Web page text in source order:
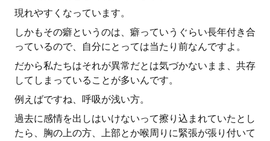
現れやすくなっています。
しかもその癖というのは、癖っていうぐらい長年付き合
っているので、自分にとっては当たり前なんですよ。
だから私たちはそれが異常だとは気づかないまま、共存
してしまっていることが多いんです。
例えばですね、呼吸が浅い方。
過去に感情を出しはいけないって擦り込まれていたとし
たら、胸の上の方、上部とか喉周りに緊張が張り付いて